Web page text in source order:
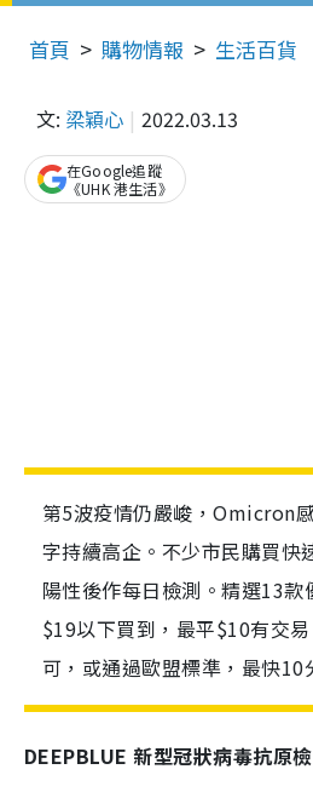
首頁 購物情報 生活百貨
文: 梁穎心 2022.03.13
在Google追蹤
《UHK 港生活》
第5波疫情仍嚴峻，Omicron
字持續高企。不少市民購買快
陽性後作每日檢測。精選13
$19以下買到，最平$10有交
可，或通過歐盟標準，最快10
DEEPBLUE 新型冠狀病毒抗原